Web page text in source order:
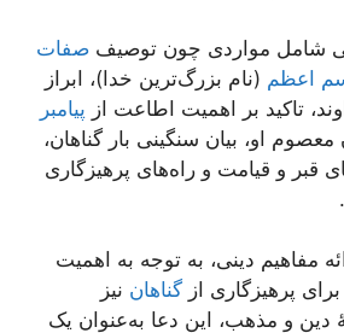
شامل مواردی چون توصیف صفات
اعظم (نام بزرگ‌ترین خدا)، ابراز
تاکید بر اهمیت اطاعت از پیامبر
معصوم او، بیان سنگینی بار گناهان،
قبر و قیامت و راه‌های پرهیزگاری
مفاهیم دینی، به توجه به اهمیت
پرهیزگاری از گناهان نیز
دین و مذهب، این دعا به‌عنوان یک